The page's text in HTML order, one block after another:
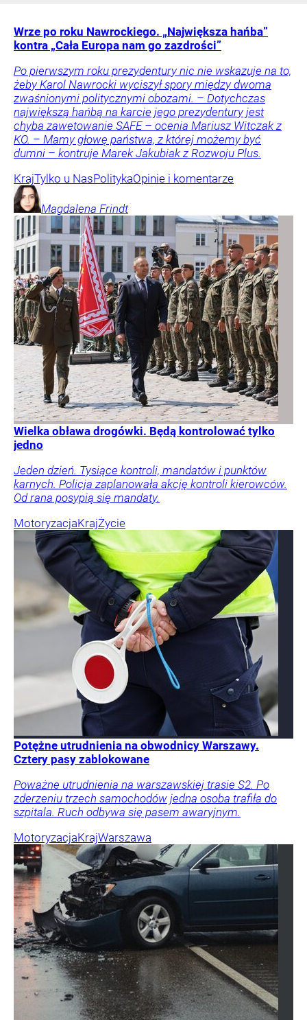
Wrze po roku Nawrockiego. „Największa hańba”
kontra „Cała Europa nam go zazdrości”
Po pierwszym roku prezydentury nic nie wskazuje na to,
żeby Karol Nawrocki wyciszył spory między dwoma
zwaśnionymi politycznymi obozami. – Dotychczas
największą hańbą na karcie jego prezydentury jest
chyba zawetowanie SAFE – ocenia Mariusz Witczak z
KO. – Mamy głowę państwa, z której możemy być
dumni – kontruje Marek Jakubiak z Rozwoju Plus.
KrajTylko u NasPolitykaOpinie i komentarze
Magdalena Frindt
Wielka obława drogówki. Będą kontrolować tylko
jedno
Jeden dzień. Tysiące kontroli, mandatów i punktów
karnych. Policja zaplanowała akcję kontroli kierowców.
Od rana posypią się mandaty.
MotoryzacjaKrajŻycie
Potężne utrudnienia na obwodnicy Warszawy.
Cztery pasy zablokowane
Poważne utrudnienia na warszawskiej trasie S2. Po
zderzeniu trzech samochodów jedna osoba trafiła do
szpitala. Ruch odbywa się pasem awaryjnym.
MotoryzacjaKrajWarszawa